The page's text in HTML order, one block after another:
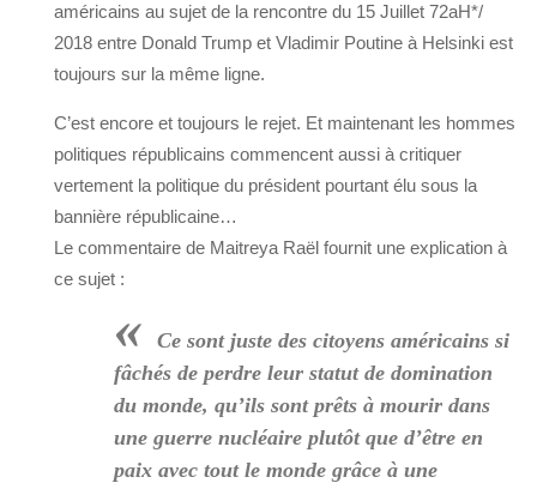
américains au sujet de la rencontre du 15 Juillet 72aH*/
2018 entre Donald Trump et Vladimir Poutine à Helsinki est
toujours sur la même ligne.
C’est encore et toujours le rejet. Et maintenant les hommes
politiques républicains commencent aussi à critiquer
vertement la politique du président pourtant élu sous la
bannière républicaine…
Le commentaire de Maitreya Raël fournit une explication à
ce sujet :
«
Ce sont juste des citoyens américains si
fâchés de perdre leur statut de domination
du monde, qu’ils sont prêts à mourir dans
une guerre nucléaire plutôt que d’être en
paix avec tout le monde grâce à une